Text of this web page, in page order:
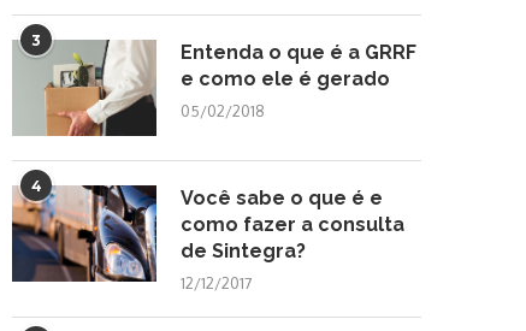
3
Entenda o que é a GRRF
e como ele é gerado
05/02/2018
4
Você sabe o que é e
como fazer a consulta
de Sintegra?
12/12/2017